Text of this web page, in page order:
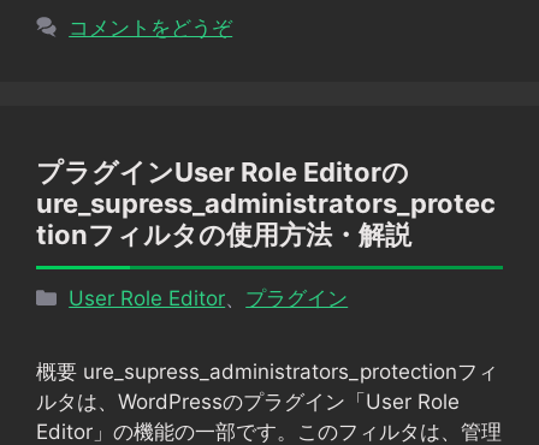
コメントをどうぞ
プラグインUser Role Editorの
ure_supress_administrators_protec
tionフィルタの使用方法・解説
カ
リ
ー
User Role Editor プラグイン
概要 ure_supress_administrators_protectionフィ
ルタは、WordPressのプラグイン「User Role
Editor」の機能の一部です。このフィルタは、管理